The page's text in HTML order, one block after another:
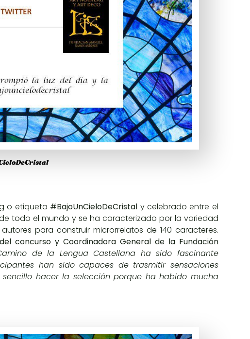
o etiqueta #BajoUnCieloDeCristal y celebrado entre el
todo el mundo y se ha caracterizado por la variedad
para construir microrrelatos de 140 caracteres.
concurso y Coordinadora General de la Fundación
de la Lengua Castellana ha sido fascinante
han sido capaces de trasmitir sensaciones
hacer la selección porque ha habido mucha